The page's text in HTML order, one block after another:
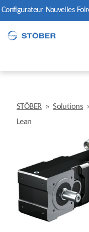
Configurateur Nouvelles
STÖBER » Solutions
Lean